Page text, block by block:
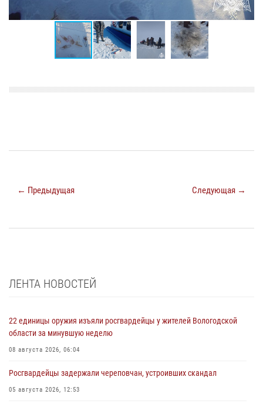
← Предыдущая Следующая →
ЛЕНТА НОВОСТЕЙ
22 единицы оружия изъяли росгвардейцы у жителей Вологодской
области за минувшую неделю
08 августа 2026, 06:04
Росгвардейцы задержали череповчан, устроивших скандал
05 августа 2026, 12:53